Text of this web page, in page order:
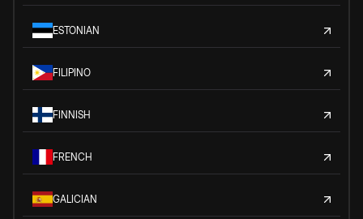
ESTONIAN
FILIPINO
FINNISH
FRENCH
GALICIAN